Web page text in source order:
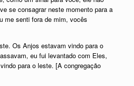
se consagrar neste momento para a
me senti fora de mim, vocês
Os Anjos estavam vindo para o
eu fui levantado com Eles,
para o leste. [A congregação